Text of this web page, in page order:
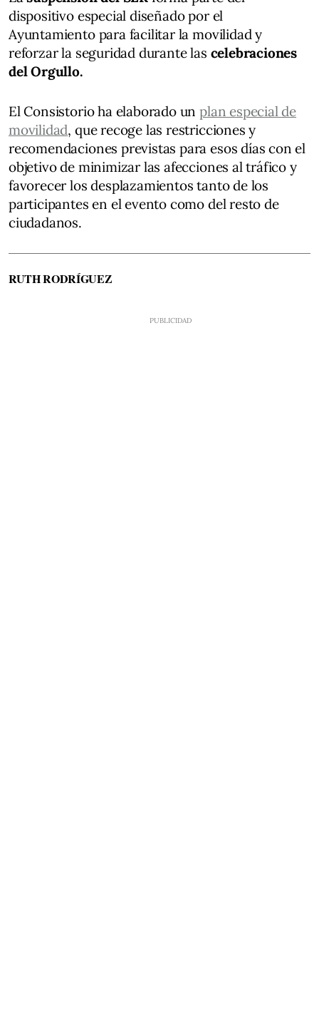
dispositivo especial diseñado por el
Ayuntamiento para facilitar la movilidad y
reforzar la seguridad durante las celebraciones
del Orgullo.
El Consistorio ha elaborado unplan especial de
movilidad, que recoge las restricciones y
recomendaciones previstas para esos días con el
objetivo de minimizar las afecciones al tráfico y
favorecer los desplazamientos tanto de los
participantes en el evento como del resto de
ciudadanos.
RUTH RODRÍGUEZ